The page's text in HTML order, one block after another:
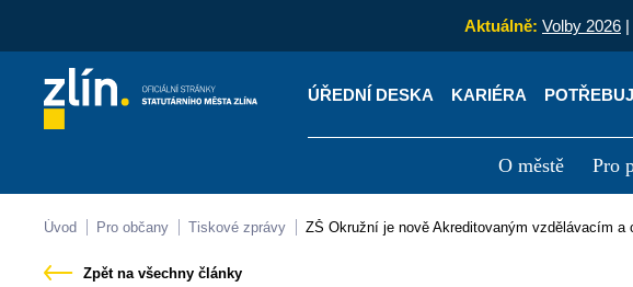
Aktuálně: Volby 2026 |
ÚŘEDNÍ DESKA KARIÉRA
O městě Pro
Kontakty Úřední deska
Úvod Pro občany Tiskové zprávy ZŠ Okružní je nově Akreditovaným vzdělávacím
Zpět na všechny články